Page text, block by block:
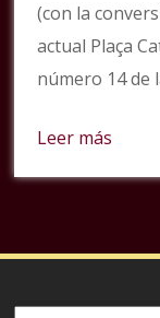
(con la
actual Plaça
número 14 de
Leer más